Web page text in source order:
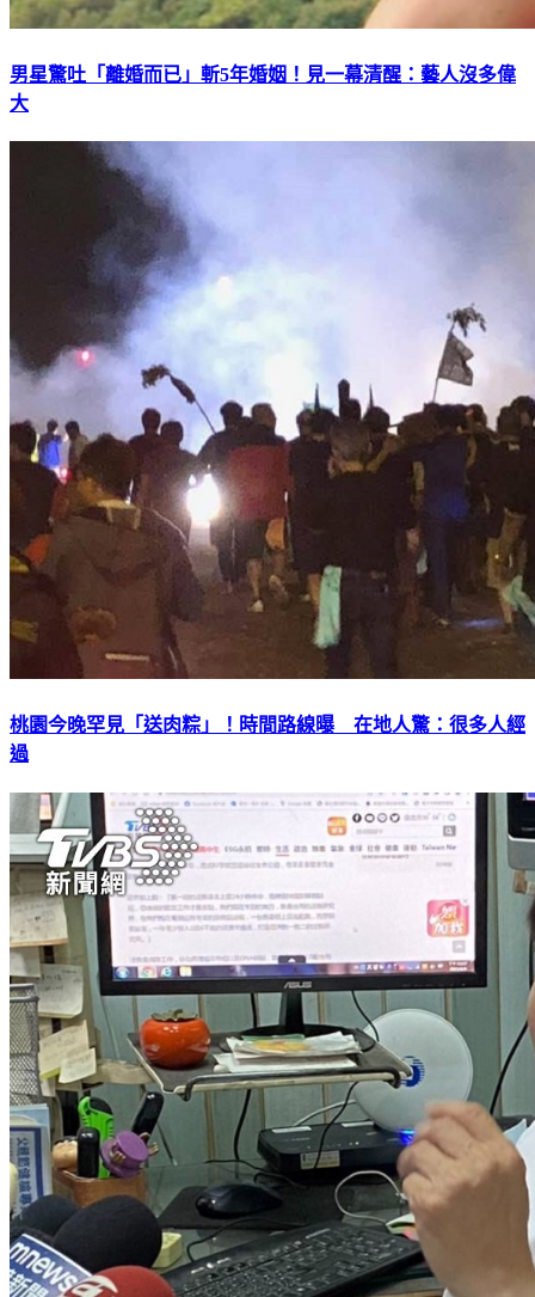
男星驚吐「離婚而已」斬5年婚姻！見一幕清醒：藝人沒多偉
大
桃園今晚罕見「送肉粽」！時間路線曝 在地人驚：很多人經
過